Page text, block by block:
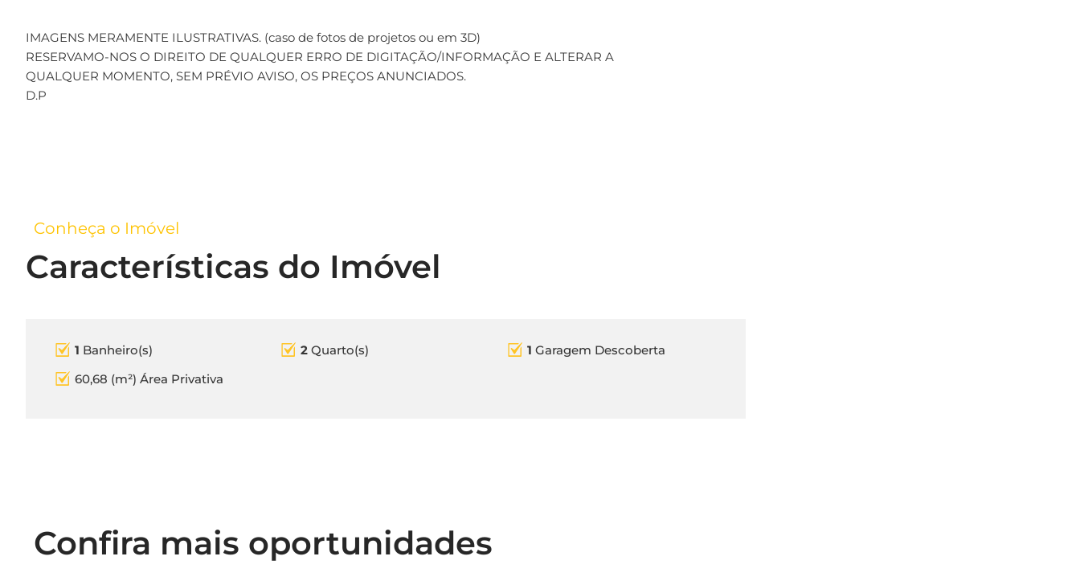
IMAGENS MERAMENTE ILUSTRATIVAS. (caso de fotos de projetos ou em 3D)
RESERVAMO-NOS O DIREITO DE QUALQUER ERRO DE DIGITAÇÃO/INFORMAÇÃO E ALTERAR A
QUALQUER MOMENTO, SEM PRÉVIO AVISO, OS PREÇOS ANUNCIADOS.
D.P
Conheça o Imóvel
Características do Imóvel
1 Banheiro(s) 2 Quarto(s) 1 Garagem Descoberta
60,68 (m²) Área Privativa
Confira mais oportunidades